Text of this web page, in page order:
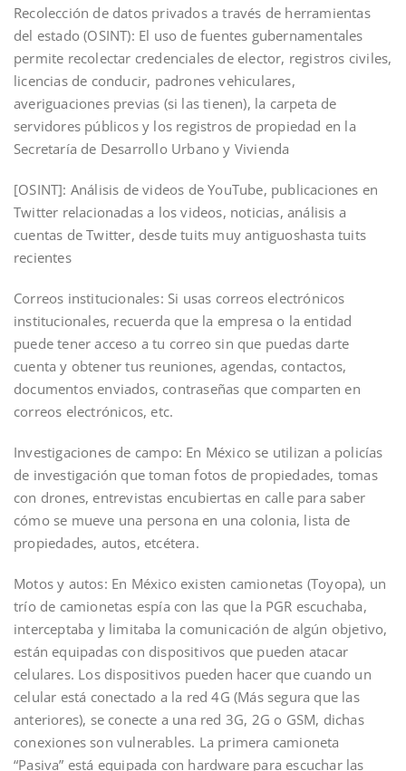
Recolección de datos privados a través de herramientas
del estado (OSINT): El uso de fuentes gubernamentales
permite recolectar credenciales de elector, registros civiles,
licencias de conducir, padrones vehiculares,
averiguaciones previas (si las tienen), la carpeta de
servidores públicos y los registros de propiedad en la
Secretaría de Desarrollo Urbano y Vivienda
[OSINT]: Análisis de videos de YouTube, publicaciones en
Twitter relacionadas a los videos, noticias, análisis a
cuentas de Twitter, desde tuits muy antiguoshasta tuits
recientes
Correos institucionales: Si usas correos electrónicos
institucionales, recuerda que la empresa o la entidad
puede tener acceso a tu correo sin que puedas darte
cuenta y obtener tus reuniones, agendas, contactos,
documentos enviados, contraseñas que comparten en
correos electrónicos, etc.
Investigaciones de campo: En México se utilizan a policías
de investigación que toman fotos de propiedades, tomas
con drones, entrevistas encubiertas en calle para saber
cómo se mueve una persona en una colonia, lista de
propiedades, autos, etcétera.
Motos y autos: En México existen camionetas (Toyopa), un
trío de camionetas espía con las que la PGR escuchaba,
interceptaba y limitaba la comunicación de algún objetivo,
están equipadas con dispositivos que pueden atacar
celulares. Los dispositivos pueden hacer que cuando un
celular está conectado a la red 4G (Más segura que las
anteriores), se conecte a una red 3G, 2G o GSM, dichas
conexiones son vulnerables. La primera camioneta
“Pasiva” está equipada con hardware para escuchar las